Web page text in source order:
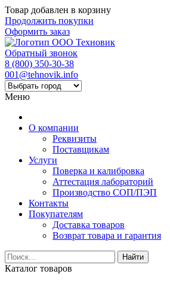
Товар добавлен в корзину
Продолжить покупки
Оформить заказ
Обратный звонок
8 (800) 350-30-38
001@tehnovik.info
Меню
О компании
Реквизиты
Поставщикам
Услуги
Поверка и калибровка
Аттестация лабораторий
Производство СОП/ПЭП
Контакты
Покупателям
Доставка товаров
Возврат товара и гарантия
Найти
Каталог товаров